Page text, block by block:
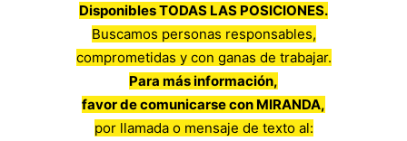
Disponibles TODAS LAS POSICIONES.
Buscamos personas responsables,
comprometidas y con ganas de trabajar.
Para más información,
favor de comunicarse con MIRANDA,
por llamada o mensaje de texto al: